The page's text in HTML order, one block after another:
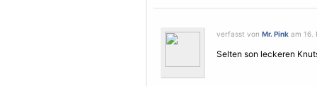
verfasst von Mr. Pink am 16.
Selten son leckeren